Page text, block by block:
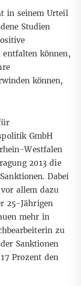
in seinem Urteil
Studien
können,
können,
GmbH
Westfalen
2013 die
. Dabei
allem dazu
25-Jährigen
mehr in
zu
Sanktionen
Prozent den